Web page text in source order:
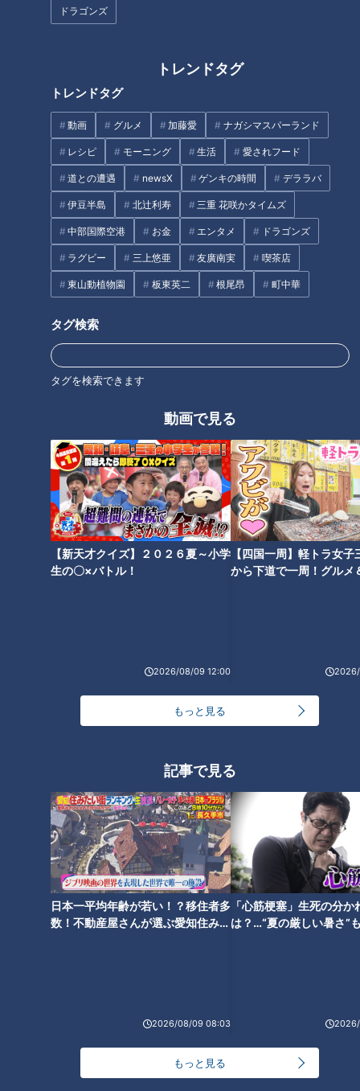
ドラゴンズ
トレンドタグ
トレンドタグ
動画 グルメ 加藤愛 ナガシマスパーランド
レシピ モーニング 生活 愛されフード
道との遭遇 newsX ゲンキの時間 デララバ
伊豆半島 北辻利寿 三重 花咲かタイムズ
中部国際空港 お金 エンタメ ドラゴンズ
ラグビー 三上悠亜 友廣南実 喫茶店
東山動植物園 板東英二 根尾昂 町中華
タグ検索
タグを検索できます
動画で見る
【新天才クイズ】２０２６夏～小学
生の〇×バトル！
2026/08/09 12:00
【四国一周】軽トラ女子
から下道で一周！グルメ
もっと見る
記事で見る
日本一平均年齢が若い！？移住者多
数！不動産屋さんが選ぶ愛知住みた
2026/08/09 08:03
「心筋梗塞」生死の分か
は？…“夏の厳しい暑さ”
もっと見る
ラーメン数珠つなぎ第十弾！濃
厚えびだしと自家製麺が織りな
す至高の一杯 「えびそば 緋彩
（ひいろ）」
系名古屋コーチンのうまみたっ
ぷりスープが絶品「せいめん 未
さく」
ラーメン数珠つなぎ第六弾！名
うまみ、香り立つ至高の塩そば
ラーメン数珠つなぎ第十一弾！
加藤愛アナが岐阜県御嵩町の愛
されフード『みたけとんちゃ
ん』を調査！ スコップで焼いて
味わう！ 炭鉱夫の食べ方を再
ラーメン数珠つなぎ第十五弾！
醤油ベースの染み渡るスープの
朝ラーメンが名物！「らーめん
ニュー直方」
タグ
ラーメン数珠つなぎ第一弾！二
郎系初心者にも優しい人気店
「笑顔の為に」
味仙・台湾ラーメンの２つの調
理法を食べ比べ！～大竹敏之の
シン・名古屋めし